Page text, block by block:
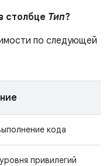
столбце Тип?
по следующей
кода
привилегий